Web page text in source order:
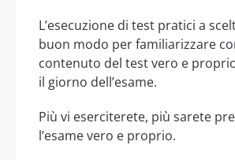
L’esecuzione di test pratici a
buon modo per familiarizzare
contenuto del test vero e
il giorno dell’esame.
Più vi eserciterete, più sarete
l’esame vero e proprio.